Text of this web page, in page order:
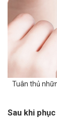
Tuân thủ
Sau khi